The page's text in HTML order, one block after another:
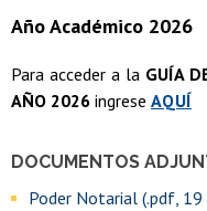
Año Académico 2026
DOCUMENTOS
Poder Notarial (.pdf, 19
Para acceder a la GUÍA
AÑO 2026 ingrese AQUÍ